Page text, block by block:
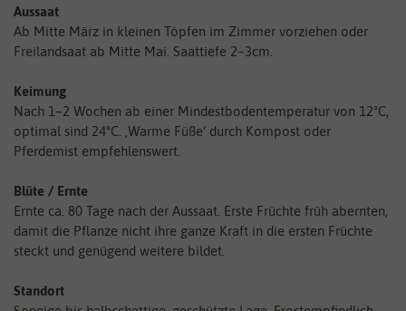
Aussaat
Ab Mitte März in kleinen Töpfen im Zimmer vorziehen oder
Freilandsaat ab Mitte Mai. Saattiefe 2–3cm.
Keimung
Nach 1–2 Wochen ab einer Mindestbodentemperatur von 12°C,
optimal sind 24°C. ‚Warme Füße‘ durch Kompost oder
Pferdemist empfehlenswert.
Blüte / Ernte
Ernte ca. 80 Tage nach der Aussaat. Erste Früchte früh abernten,
damit die Pflanze nicht ihre ganze Kraft in die ersten Früchte
steckt und genügend weitere bildet.
Standort